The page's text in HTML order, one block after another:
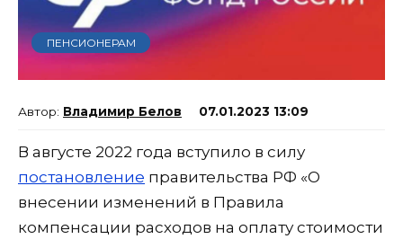
ПЕНСИОНЕРАМ
Владимир Белов 07.01.2023 13:09
В августе 2022 года вступило в силу
постановление правительства РФ «О
внесении изменений в Правила
компенсации расходов на оплату стоимости